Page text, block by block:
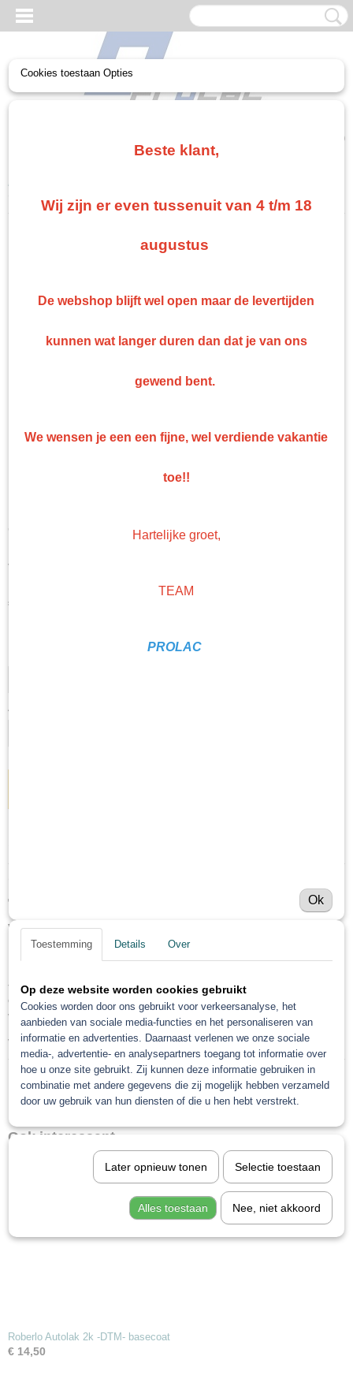
(0)
Home
verdunning 1 en 5 Liter
Troton Base en 2k
verdunning 1 en 5 Liter
€ 16,86
Aantal
1,00 Kg
Troton Base en 2k
verdunning 1 en 5 Liter
– Deze verdunning kan worden toegevoegd aan zowel 2K als
conventionele autolakken waarvoor acrylaat thinner wordt
voorgeschreven.
verkrijgbaar in 1 of 5 liter
Save
Ook interessant
Roberlo Autolak 2k -DTM- basecoat
€ 14,50
Cookies toestaan Opties
Beste klant,
Wij zijn er even tussenuit van 4 t/m 18
augustus
De webshop blijft wel open maar de levertijden
kunnen wat langer duren dan dat je van ons
gewend bent.
We wensen je een een fijne, wel verdiende vakantie
toe!!
Hartelijke groet,
TEAM
PROLAC
Ok
Toestemming Details Over
Op deze website worden cookies gebruikt
Cookies worden door ons gebruikt voor verkeersanalyse, het
aanbieden van sociale media-functies en het personaliseren van
informatie en advertenties. Daarnaast verlenen we onze sociale
media-, advertentie- en analysepartners toegang tot informatie over
hoe u onze site gebruikt. Zij kunnen deze informatie gebruiken in
combinatie met andere gegevens die zij mogelijk hebben verzameld
door uw gebruik van hun diensten of die u hen hebt verstrekt.
Later opnieuw tonen Selectie toestaan
Alles toestaan Nee, niet akkoord